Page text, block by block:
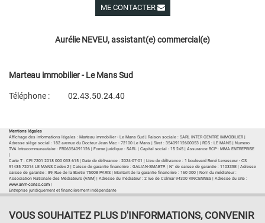
ME CONTACTER
Aurélie NEVEU, assistant(e) commercial(e)
Marteau immobilier - Le Mans Sud
Téléphone :
02.43.50.24.40
Mentions légales
Affichage des informations légales : Marteau immobilier - Le Mans Sud | Raison sociale : SARL INTER CENTRE IMMOBILIER |
Adresse siège social : 182 avenue du Docteur Jean Mac - 72100 Le Mans | Siret : 35409112600053 | RCS : LE MANS | Numero
TVA Intracommunautaire : FR06354091126 | Forme juridique : SARL | Capital social : 15 245 | Assurance RCP : MMA ENTREPRISE
Carte T : CPI 7201 2018 000 033 615 | Date de délivrance : 2024-07-01 | Lieu de délivrance : 1 boulevard René Levasseur - CS
91435 72014 LE MANS Cedex 2 | Caisse de garantie financière : GALIAN-SMABTP. | N° de caisse de garantie : 110335E | Adresse
caisse de garantie : 89, Rue de la Boetie 75008 PARIS | Montant de la garantie financière : 160 000 | Nom du médiateur :
Association Nationale des Médiateurs (ANM) | Adresse du médiateur : 2 rue de Colmar 94300 VINCENNES | Adresse du site :
www.anm-conso.com
Entreprise juridiquement et financièrement indépendante
VOUS SOUHAITEZ PLUS D'INFORMATIONS, CONVENIR